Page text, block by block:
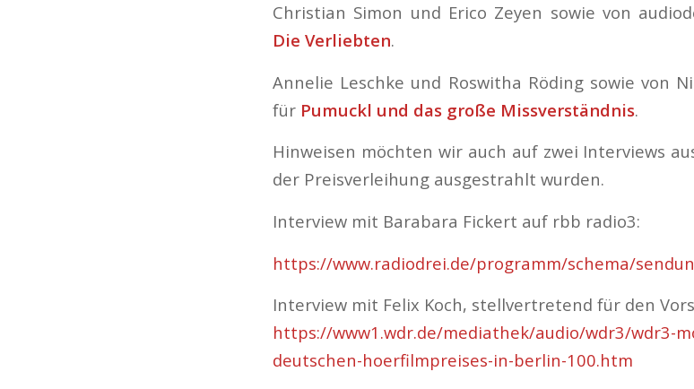
Christian Simon und Erico Zeyen sowie von
Die Verliebten.
Annelie Leschke und Roswitha Röding sowie von
für Pumuckl und das große Missverständnis.
Hinweisen möchten wir auch auf zwei Interviews
der Preisverleihung ausgestrahlt wurden.
Interview mit Barabara Fickert auf rbb radio3:
https://www.radiodrei.de/programm/schema/
Interview mit Felix Koch, stellvertretend für den
https://www1.wdr.de/mediathek/audio/wdr3/wdr3-
deutschen-hoerfilmpreises-in-berlin-100.htm